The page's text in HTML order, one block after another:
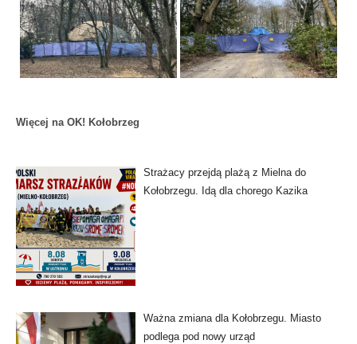
Więcej na OK! Kołobrzeg
Strażacy przejdą plażą z Mielna do
Kołobrzegu. Idą dla chorego Kazika
Ważna zmiana dla Kołobrzegu. Miasto
podlega pod nowy urząd